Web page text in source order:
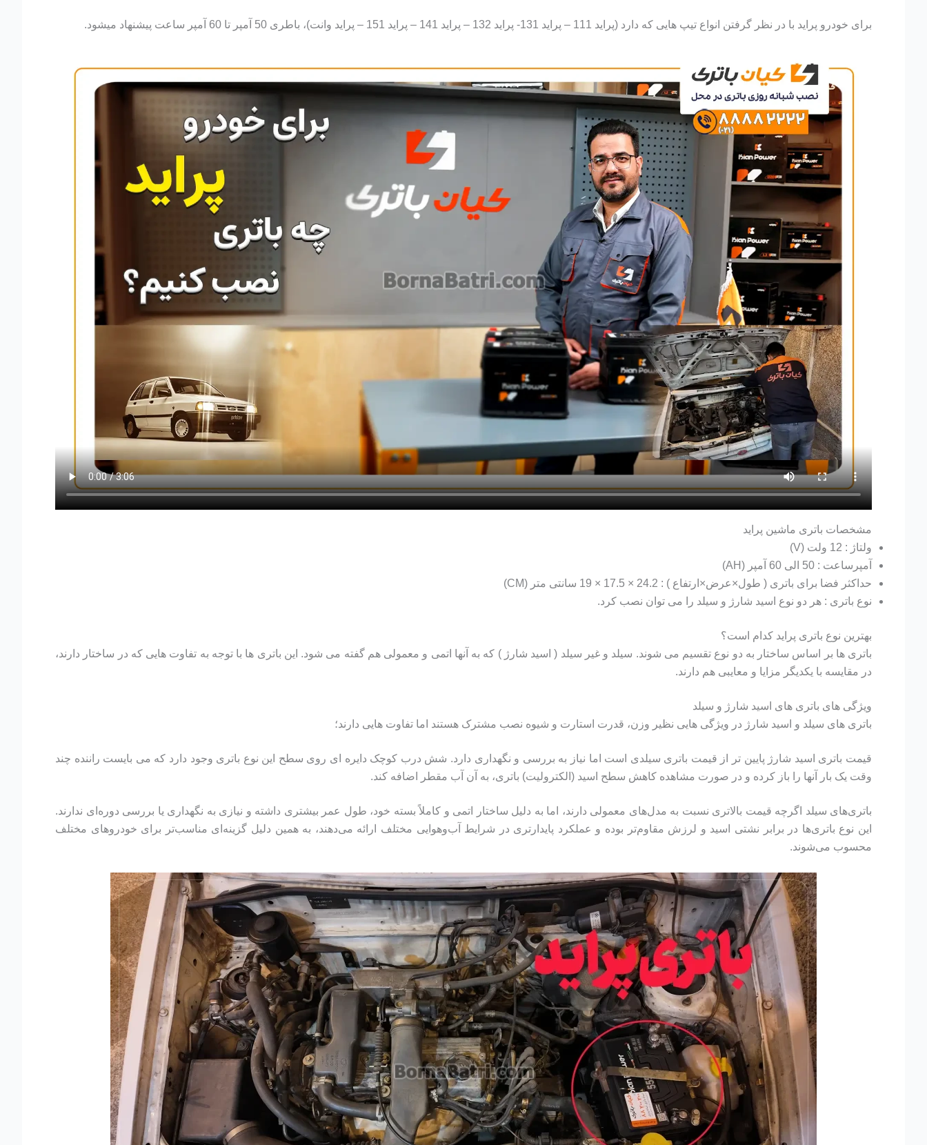
برای خودرو پراید با در نظر گرفتن انواع تیپ هایی که دارد (پراید 111 – پراید 131- پراید 132 – پراید 141 – پراید 151 – پراید وانت)، باطری 50 آمپر تا 60 آمپر ساعت پیشنهاد میشود.
مشخصات باتری ماشین پراید
ولتاژ : 12 ولت (V)
آمپرساعت : 50 الی 60 آمپر (AH)
حداکثر فضا برای باتری ( طول×عرض×ارتفاع ) : 24.2 × 17.5 × 19 سانتی متر (CM)
نوع باتری : هر دو نوع اسید شارژ و سیلد را می توان نصب کرد.
بهترین نوع باتری پراید کدام است؟
باتری ها بر اساس ساختار به دو نوع تقسیم می شوند. سیلد و غیر سیلد ( اسید شارژ ) که به آنها اتمی و معمولی هم گفته می شود. این باتری ها با توجه به تفاوت هایی که در ساختار دارند،
در مقایسه با یکدیگر مزایا و معایبی هم دارند.
ویژگی های باتری های اسید شارژ و سیلد
باتری های سیلد و اسید شارژ در ویژگی هایی نظیر وزن، قدرت استارت و شیوه نصب مشترک هستند اما تفاوت هایی دارند؛
قیمت باتری اسید شارژ پایین تر از قیمت باتری سیلدی است اما نیاز به بررسی و نگهداری دارد. شش درب کوچک دایره ای روی سطح این نوع باتری وجود دارد که می بایست راننده چند
وقت یک بار آنها را باز کرده و در صورت مشاهده کاهش سطح اسید (الکترولیت) باتری، به آن آب مقطر اضافه کند.
باتری‌های سیلد اگرچه قیمت بالاتری نسبت به مدل‌های معمولی دارند، اما به دلیل ساختار اتمی و کاملاً بسته خود، طول عمر بیشتری داشته و نیازی به نگهداری یا بررسی دوره‌ای ندارند.
این نوع باتری‌ها در برابر نشتی اسید و لرزش مقاوم‌تر بوده و عملکرد پایدارتری در شرایط آب‌و‌هوایی مختلف ارائه می‌دهند، به همین دلیل گزینه‌ای مناسب‌تر برای خودروهای مختلف
محسوب می‌شوند.